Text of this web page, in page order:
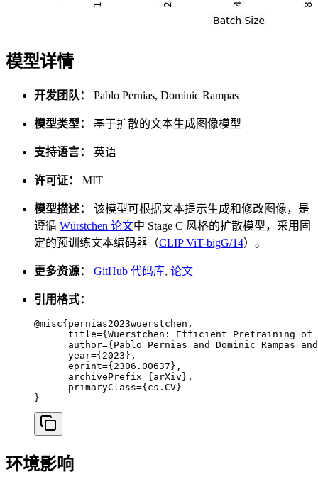
模型详情
开发团队： Pablo Pernias, Dominic Rampas
模型类型： 基于扩散的文本生成图像模型
支持语言： 英语
许可证： MIT
模型描述：
该模型可根据文本提示生成和修改图像，是
遵循 Würstchen 论文中 Stage C 风格的扩散模型，采用固
定的预训练文本编码器（CLIP ViT-bigG/14）。
更多资源： GitHub 代码库, 论文
引用格式：
@misc{pernias2023wuerstchen,
title={Wuerstchen: Efficient Pretraining
author={Pablo Pernias and Dominic Rampas
      year={2023},
      eprint={2306.00637},
      archivePrefix={arXiv},
      primaryClass={cs.CV}
}
环境影响